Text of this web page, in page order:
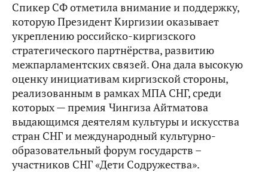
Спикер СФ отметила внимание и поддержку,
которую Президент Киргизии оказывает
укреплению российско-киргизского
стратегического партнёрства, развитию
межпарламентских связей. Она дала высокую
оценку инициативам киргизской стороны,
реализованным в рамках МПА СНГ, среди
которых — премия Чингиза Айтматова
выдающимся деятелям культуры и искусства
стран СНГ и международный культурно-
образовательный форум государств –
участников СНГ «Дети Содружества».